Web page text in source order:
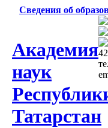
Сведения об
Академия
наук
Татарстан